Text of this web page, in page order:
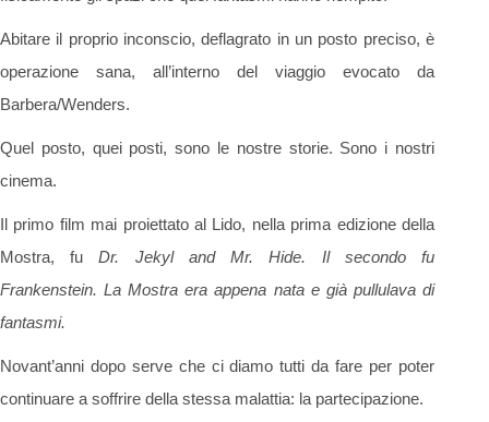
Abitare il proprio inconscio, deflagrato in un posto preciso, è
operazione sana, all’interno del viaggio evocato da
Barbera/Wenders.
Quel posto, quei posti, sono le nostre storie. Sono i nostri
cinema.
Il primo film mai proiettato al Lido, nella prima edizione della
Mostra, fuDr. Jekyl and Mr. Hide. Il secondo fu
Frankenstein. La Mostra era appena nata e già pullulava di
fantasmi.
Novant’anni dopo serve che ci diamo tutti da fare per poter
continuare a soffrire della stessa malattia: la partecipazione.